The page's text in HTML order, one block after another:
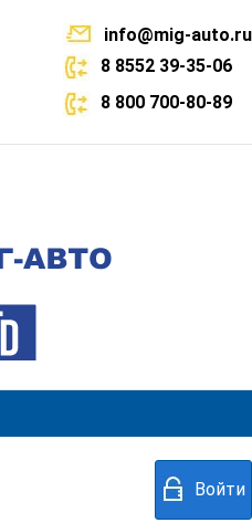
info@mig-auto.ru
8 8552 39-35-06
8 800 700-80-89
Войти